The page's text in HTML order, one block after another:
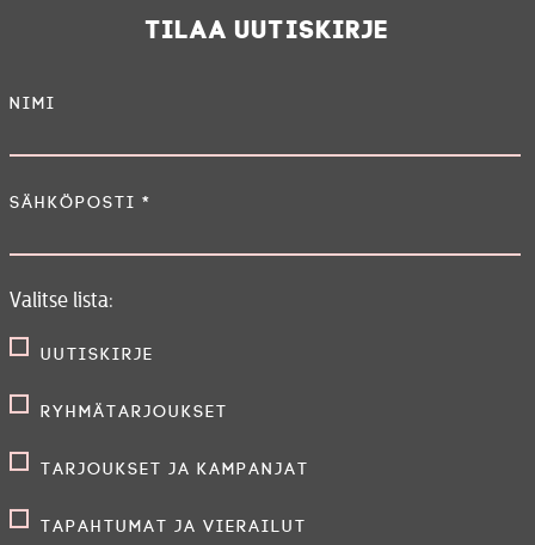
Tilaa uutiskirje
Nimi
Sähköposti *
Valitse lista:
Uutiskirje
Ryhmätarjoukset
Tarjoukset ja kampanjat
Tapahtumat ja vierailut